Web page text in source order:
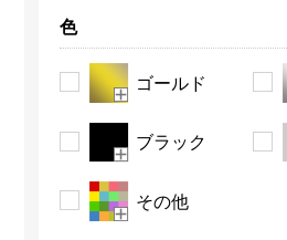
色
ゴールド
ブラック
その他